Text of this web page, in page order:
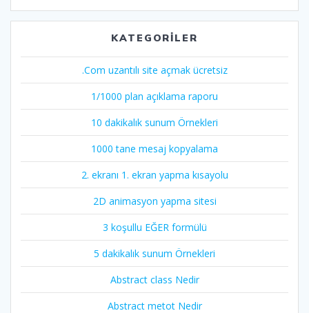
KATEGORILER
.Com uzantılı site açmak ücretsiz
1/1000 plan açıklama raporu
10 dakikalık sunum Örnekleri
1000 tane mesaj kopyalama
2. ekranı 1. ekran yapma kısayolu
2D animasyon yapma sitesi
3 koşullu EĞER formülü
5 dakikalık sunum Örnekleri
Abstract class Nedir
Abstract metot Nedir